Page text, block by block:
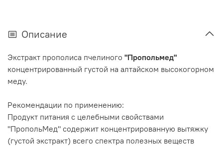
Описание
Экстракт прополиса пчелиного "Пропольмед"
концентрированный густой на алтайском высокогорном
меду.
Рекомендации по применению:
Продукт питания с целебными свойствами
"ПропольМед" содержит концентрированную вытяжку
(густой экстракт) всего спектра полезных веществ